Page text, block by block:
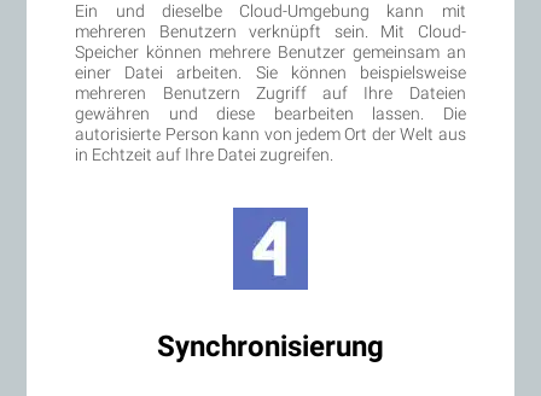
Ein und dieselbe Cloud-Umgebung kann mit
mehreren Benutzern verknüpft sein. Mit Cloud-
Speicher können mehrere Benutzer gemeinsam an
einer Datei arbeiten. Sie können beispielsweise
mehreren Benutzern Zugriff auf Ihre Dateien
gewähren und diese bearbeiten lassen. Die
autorisierte Person kann von jedem Ort der Welt aus
in Echtzeit auf Ihre Datei zugreifen.
Synchronisierung